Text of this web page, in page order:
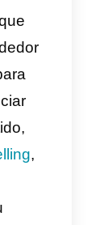
mais
de
aumentar
por